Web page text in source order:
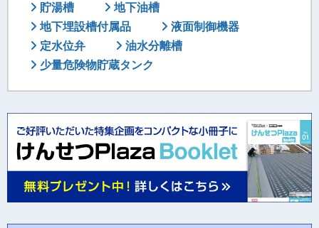
貯湯槽
地下油槽
地下埋設槽付属品
液面制御機器
定水位弁
油水分離槽
少量危険物貯蔵タンク